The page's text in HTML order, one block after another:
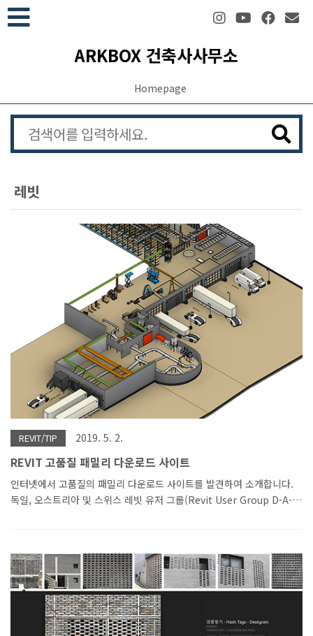
본문 바로가기
ARKBOX 건축사사무소
Homepage
레빗
REVIT/TIP 2019. 5. 2.
REVIT 고품질 패밀리 다운로드 사이트
인터넷에서 고품질의 패밀리 다운로드 사이트를 발견하여 소개합니다.
독일, 오스트리아 및 스위스 레빗 유저 그룹(Revit User Group D-A-
뮤니티 차원에서 실무형으로 패밀리, 템플릿, 가이드 등을 제작하고, 공
유한다는 점이 인상적이었습니다. 우리나라에 있는 커뮤니티도 이렇게
발전했으면 좋겠네요. 한글로 소개된 사이트 링크 ->
https://knowledge.autodesk.com/ko/search-
result/caas/simplecontent/content/download-high-qual..